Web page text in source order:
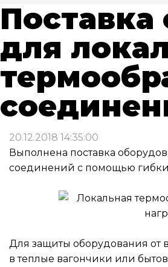
для
20.12.2018 14:35:00
Выполнена поставка
соединений с помощью
Для защиты оборудования от
в теплые вагончики или